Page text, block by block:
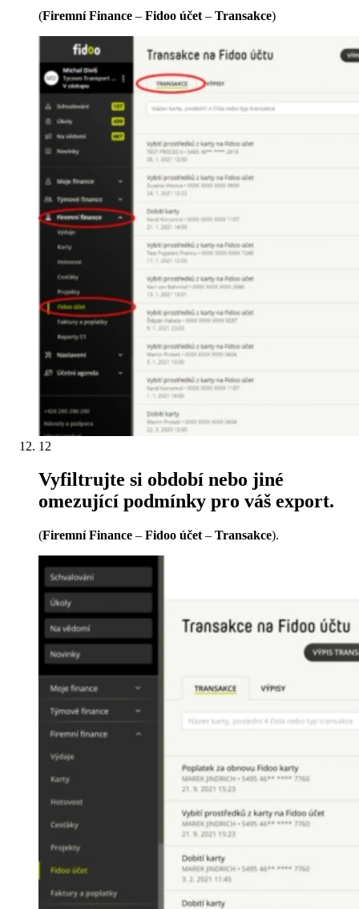
(Firemní Finance – Fidoo účet – Transakce)
12
Vyfiltrujte si období nebo jiné
omezující podmínky pro váš export.
(Firemní Finance – Fidoo účet – Transakce).